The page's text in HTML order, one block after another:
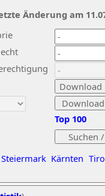
Steiermark Kärnten
Top 100
Änderung am